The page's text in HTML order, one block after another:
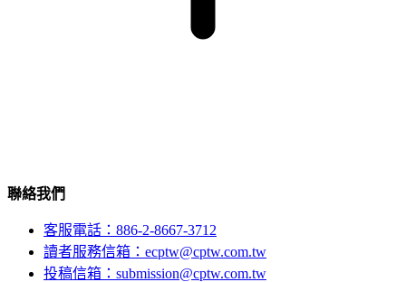
聯絡我們
客服電話：886-2-8667-3712
讀者服務信箱：ecptw@cptw.com.tw
投稿信箱： submission@cptw.com.tw